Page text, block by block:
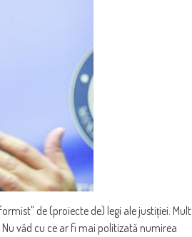
de (proiecte de) legi ale justiției. Mult
văd cu ce ar fi mai politizată numirea